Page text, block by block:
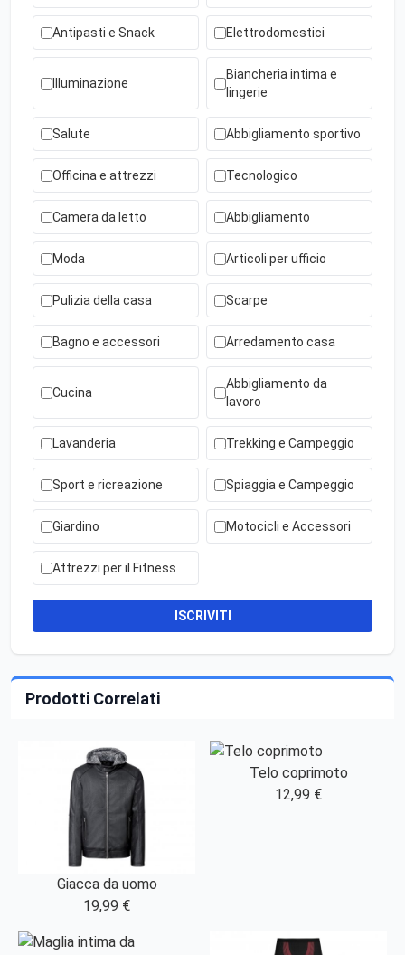
Antipasti e Snack Elettrodomestici
Illuminazione
Biancheria intima e
lingerie
Salute Abbigliamento sportivo
Officina e attrezzi Tecnologico
Camera da letto Abbigliamento
Moda Articoli per ufficio
Pulizia della casa Scarpe
Bagno e accessori Arredamento casa
Cucina
Abbigliamento da
lavoro
Lavanderia Trekking e Campeggio
Sport e ricreazione Spiaggia e Campeggio
Giardino Motocicli e Accessori
Attrezzi per il Fitness
ISCRIVITI
Prodotti Correlati
Giacca da uomo
19,99 €
Telo coprimoto
12,99 €